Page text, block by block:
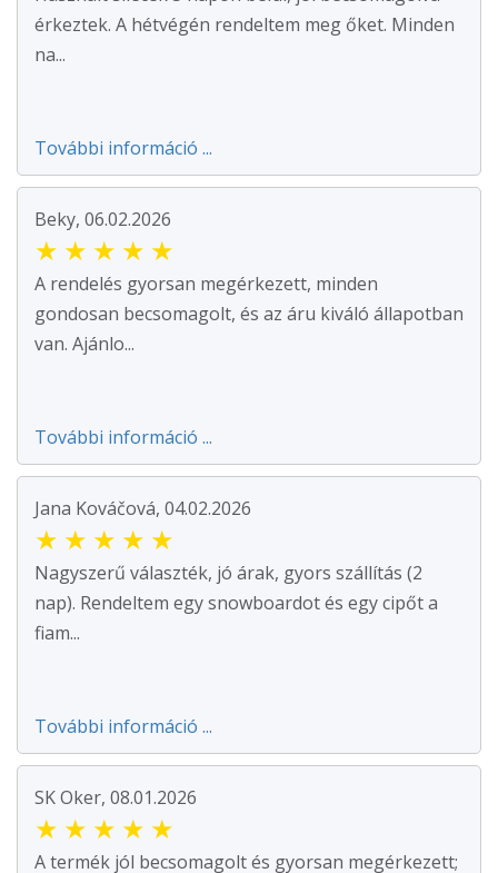
érkeztek. A hétvégén rendeltem meg őket. Minden
na...
További információ ...
Beky, 06.02.2026
★ ★ ★ ★ ★
A rendelés gyorsan megérkezett, minden
gondosan becsomagolt, és az áru kiváló állapotban
van. Ajánlo...
További információ ...
Jana Kováčová, 04.02.2026
★ ★ ★ ★ ★
Nagyszerű választék, jó árak, gyors szállítás (2
nap). Rendeltem egy snowboardot és egy cipőt a
fiam...
További információ ...
SK Oker, 08.01.2026
★ ★ ★ ★ ★
A termék jól becsomagolt és gyorsan megérkezett;